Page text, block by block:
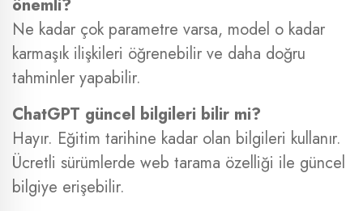
önemli?
Ne kadar çok parametre varsa, model o kadar
karmaşık ilişkileri öğrenebilir ve daha doğru
tahminler yapabilir.
ChatGPT güncel bilgileri bilir mi?
Hayır. Eğitim tarihine kadar olan bilgileri kullanır.
Ücretli sürümlerde web tarama özelliği ile güncel
bilgiye erişebilir.